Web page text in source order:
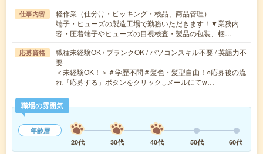
仕事内容
軽作業（仕分け・ピッキング・検品、商品管理）
端子・ヒューズの製造工場で勤務いただきます！▼業務内
容・圧着端子やヒューズの目視検査・製品の包装、梱…
応募資格
職種未経験OK / ブランクOK / パソコンスキル不要 / 英語力不
要
＜未経験OK！＞＃学歴不問＃髪色・髪型自由！○応募後の流
れ「応募する」ボタンをクリック↓メールにてw…
職場の雰囲気
年齢層
20代
30代 40代 50代 60代